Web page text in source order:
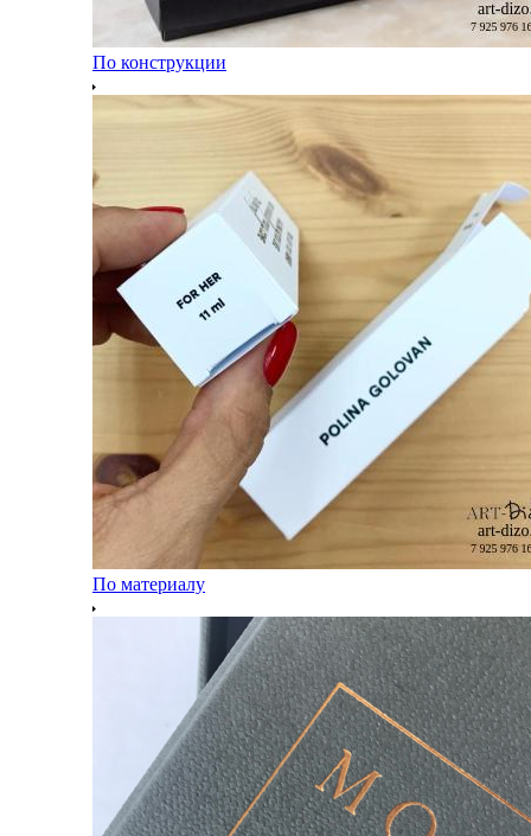
По конструкции
По материалу